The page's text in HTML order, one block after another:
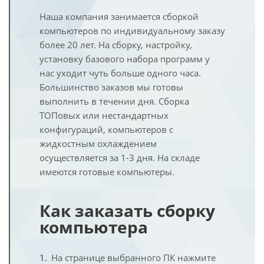
Наша компания занимается сборкой
компьютеров по индивидуальному заказу
более 20 лет. На сборку, настройку,
установку базового набора программ у
нас уходит чуть больше одного часа.
Большинство заказов мы готовы
выполнить в течении дня. Сборка
ТОПовых или нестандартных
конфигураций, компьютеров с
жидкостным охлаждением
осуществляется за 1-3 дня. На складе
имеются готовые компьютеры.
Как заказать сборку
компьютера
На странице выбранного ПК нажмите